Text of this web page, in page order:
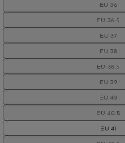
EU 36
EU 36.5
EU 37
EU 38
EU 38.5
EU 39
EU 40
EU 40.5
EU 41